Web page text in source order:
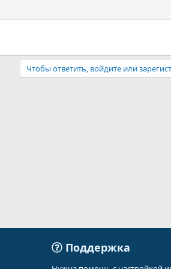
Чтобы ответить, войдите или
Поддержка